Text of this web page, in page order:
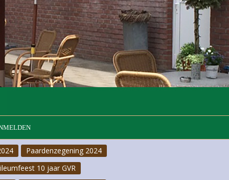
Paardenzegening 2024
10 jaar GVR